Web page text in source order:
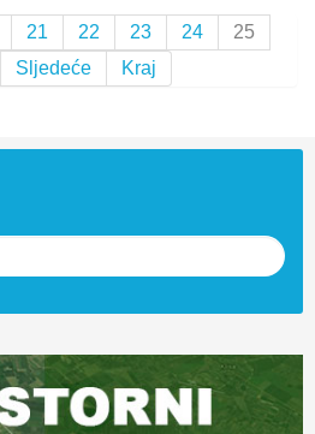
21 22 23 24
25
Sljedeće Kraj